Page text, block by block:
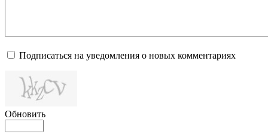
Подписаться на уведомления о новых комментариях
Обновить